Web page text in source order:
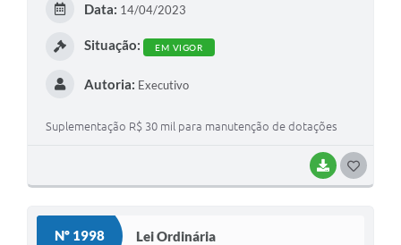
BAIXAR
Data: 14/04/2023
Situação: EM VIGOR
Autoria: Executivo
Suplementação R$ 30 mil para manutenção de dotações
Nº 1998 Lei Ordinária